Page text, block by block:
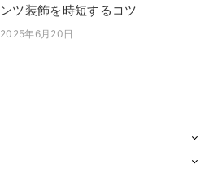
ンツ装飾を時短するコツ
投稿日
2025年6月20日